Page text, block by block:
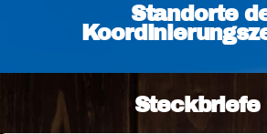
Standorte
Steckbriefe